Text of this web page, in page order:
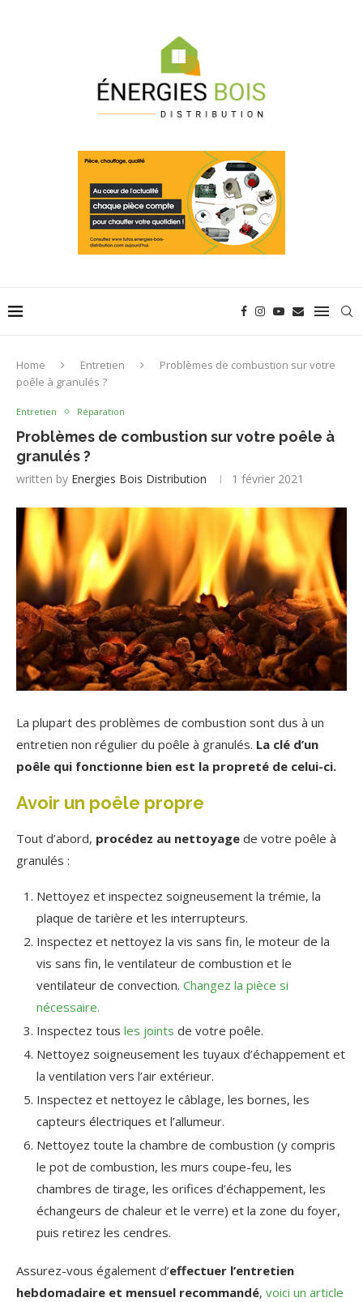
Home Entretien
Problèmes de combustion sur votre
poêle à granulés ?
Entretien Réparation
Problèmes de combustion sur votre poêle à
granulés ?
written by Energies Bois Distribution 1 février 2021
La plupart des problèmes de combustion sont dus à un
entretien non régulier du poêle à granulés. La clé d’un
poêle qui fonctionne bien est la propreté de celui-ci.
Avoir un poêle propre
Tout d’abord, procédez au nettoyage de votre poêle à
granulés :
Nettoyez et inspectez soigneusement la trémie, la
plaque de tarière et les interrupteurs.
Inspectez et nettoyez la vis sans fin, le moteur de la
vis sans fin, le ventilateur de combustion et le
ventilateur de convection. Changez la pièce si
nécessaire.
Inspectez tous les joints de votre poêle.
Nettoyez soigneusement les tuyaux d’échappement et
la ventilation vers l’air extérieur.
Inspectez et nettoyez le câblage, les bornes, les
capteurs électriques et l’allumeur.
Nettoyez toute la chambre de combustion (y compris
le pot de combustion, les murs coupe-feu, les
chambres de tirage, les orifices d’échappement, les
échangeurs de chaleur et le verre) et la zone du foyer,
puis retirez les cendres.
Assurez-vous également d’effectuer l’entretien
hebdomadaire et mensuel recommandé, voici un article